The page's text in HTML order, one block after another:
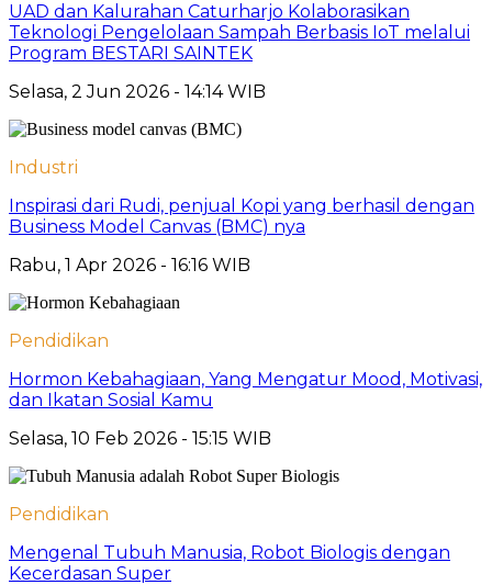
UAD dan Kalurahan Caturharjo Kolaborasikan
Teknologi Pengelolaan Sampah Berbasis IoT melalui
Program BESTARI SAINTEK
Selasa, 2 Jun 2026 - 14:14 WIB
Industri
Inspirasi dari Rudi, penjual Kopi yang berhasil dengan
Business Model Canvas (BMC) nya
Rabu, 1 Apr 2026 - 16:16 WIB
Pendidikan
Hormon Kebahagiaan, Yang Mengatur Mood, Motivasi,
dan Ikatan Sosial Kamu
Selasa, 10 Feb 2026 - 15:15 WIB
Pendidikan
Mengenal Tubuh Manusia, Robot Biologis dengan
Kecerdasan Super